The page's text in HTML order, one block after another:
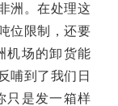
洲。在处理这
位限制，还要
机场的卸货能
哺到了我们日
只是发一箱样